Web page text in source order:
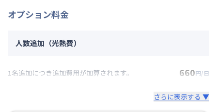
オプション料金
人数追加（光熱費）
1名追加につき追加費用が加算されます。 660円/日
さらに表示する ▼